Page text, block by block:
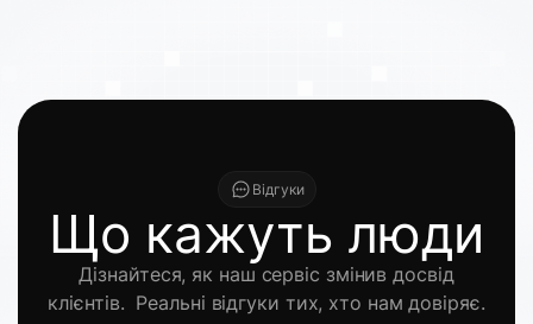
Відгуки
Що кажуть люди
Дізнайтеся, як наш сервіс змінив досвід
клієнтів. Реальні відгуки тих, хто нам довіряє.